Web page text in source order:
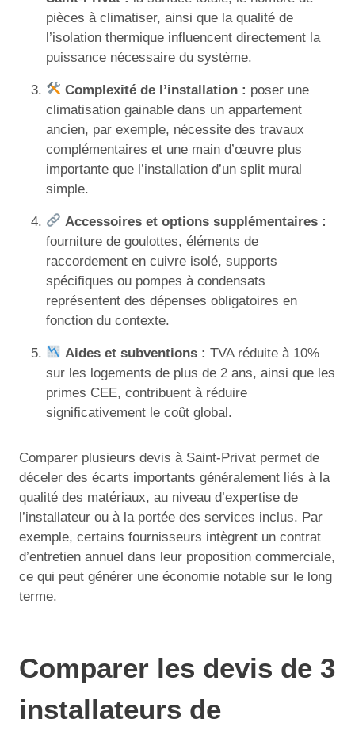
pièces à climatiser, ainsi que la qualité de
l’isolation thermique influencent directement la
puissance nécessaire du système.
Complexité de l’installation : poser une
climatisation gainable dans un appartement
ancien, par exemple, nécessite des travaux
complémentaires et une main d’œuvre plus
importante que l’installation d’un split mural
simple.
Accessoires et options supplémentaires :
fourniture de goulottes, éléments de
raccordement en cuivre isolé, supports
spécifiques ou pompes à condensats
représentent des dépenses obligatoires en
fonction du contexte.
Aides et subventions : TVA réduite à 10%
sur les logements de plus de 2 ans, ainsi que les
primes CEE, contribuent à réduire
significativement le coût global.
Comparer plusieurs devis à Saint-Privat permet de
déceler des écarts importants généralement liés à la
qualité des matériaux, au niveau d’expertise de
l’installateur ou à la portée des services inclus. Par
exemple, certains fournisseurs intègrent un contrat
d’entretien annuel dans leur proposition commerciale,
ce qui peut générer une économie notable sur le long
terme.
Comparer les devis de 3
installateurs de